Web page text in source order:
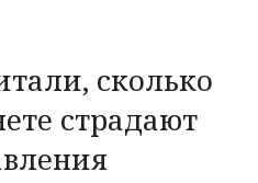
сколько
страдают